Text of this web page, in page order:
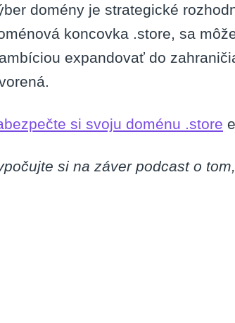
domény je strategické
koncovka .store, sa
expandovať do
si svoju doménu .store
si na záver podcast o